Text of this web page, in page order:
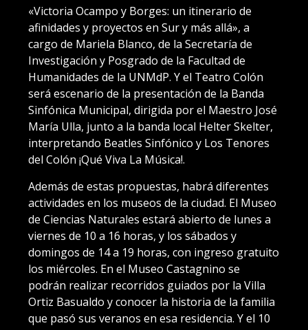
«Victoria Ocampo y Borges: un itinerario de
afinidades y proyectos en Sur y más allá», a
cargo de Mariela Blanco, de la Secretaría de
Investigación y Posgrado de la Facultad de
Humanidades de la UNMdP. Y el Teatro Colón
será escenario de la presentación de la Banda
Sinfónica Municipal, dirigida por el Maestro José
María Ulla, junto a la banda local Helter Skelter,
interpretando Beatles Sinfónico y Los Tenores
del Colón ¡Qué Viva La Música!.
Además de estas propuestas, habrá diferentes
actividades en los museos de la ciudad. El Museo
de Ciencias Naturales estará abierto de lunes a
viernes de 10 a 16 horas, y los sábados y
domingos de 14 a 19 horas, con ingreso gratuito
los miércoles. En el Museo Castagnino se
podrán realizar recorridos guiados por la Villa
Ortiz Basualdo y conocer la historia de la familia
que pasó sus veranos en esa residencia. Y el 10